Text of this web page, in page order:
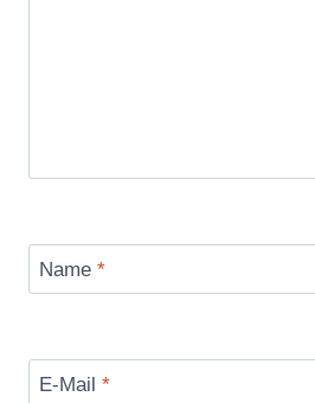
Name *
E-Mail *